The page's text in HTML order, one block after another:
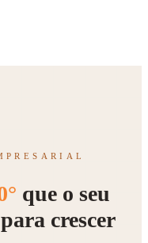
que o seu
crescer